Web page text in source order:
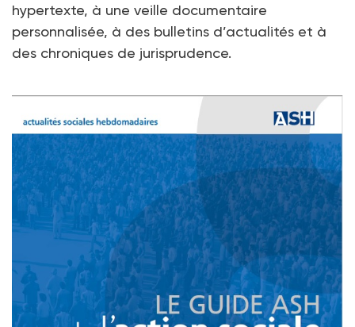
hypertexte, à une veille documentaire
personnalisée, à des bulletins d’actualités et à
des chroniques de jurisprudence.